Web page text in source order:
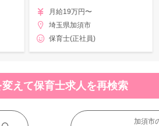
月給19万円〜
埼玉県加須市
保育士(正社員)
えて保育士求人を再検索
加須市